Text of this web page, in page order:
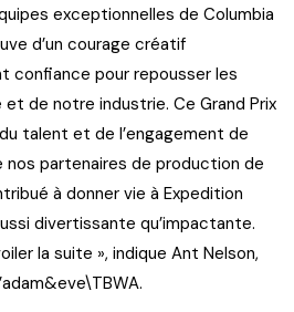
exceptionnelles de Columbia
d’un courage créatif
confiance pour repousser les
de notre industrie. Ce Grand Prix
talent et de l’engagement de
nos partenaires de production de
à donner vie à Expedition
divertissante qu’impactante.
la suite », indique Ant Nelson,